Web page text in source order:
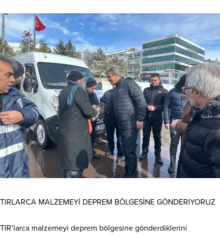
TIRLARCA MALZEMEYİ DEPREM BÖLGESİNE GÖNDERİYORUZ
TIR’larca malzemeyi deprem bölgesine gönderdiklerini